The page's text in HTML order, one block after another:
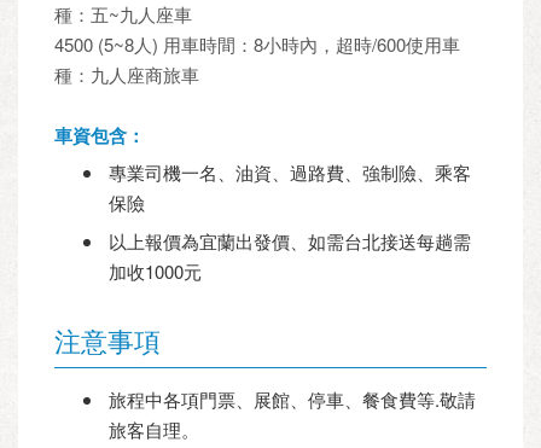
種：五~九人座車
4500 (5~8人) 用車時間：8小時內，超時/600使用車
種：九人座商旅車
車資包含：
專業司機一名、油資、過路費、強制險、乘客
保險
以上報價為宜蘭出發價、如需台北接送每趟需
加收1000元
注意事項
旅程中各項門票、展館、停車、餐食費等.敬請
旅客自理。